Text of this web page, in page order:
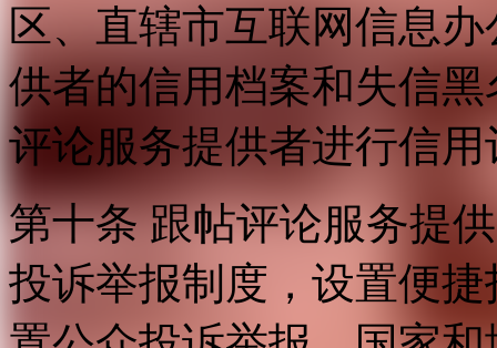
区、直辖市互联网信息
供者的信用档案和失信
评论服务提供者进行信用
第十条 跟帖评论服务提
投诉举报制度，设置便